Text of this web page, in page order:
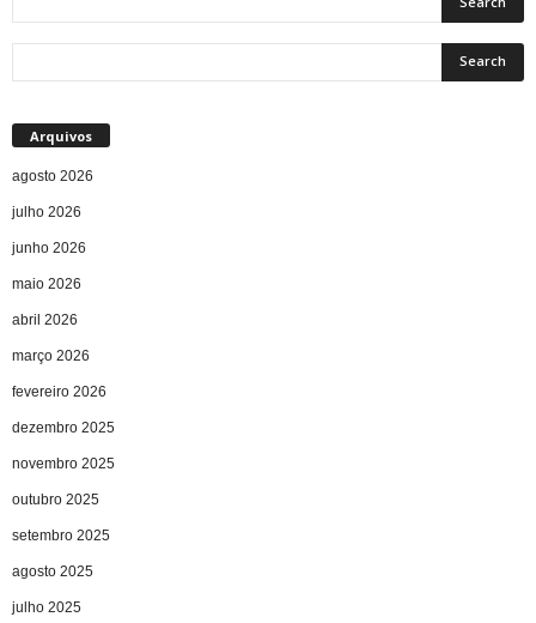
Arquivos
agosto 2026
julho 2026
junho 2026
maio 2026
abril 2026
março 2026
fevereiro 2026
dezembro 2025
novembro 2025
outubro 2025
setembro 2025
agosto 2025
julho 2025